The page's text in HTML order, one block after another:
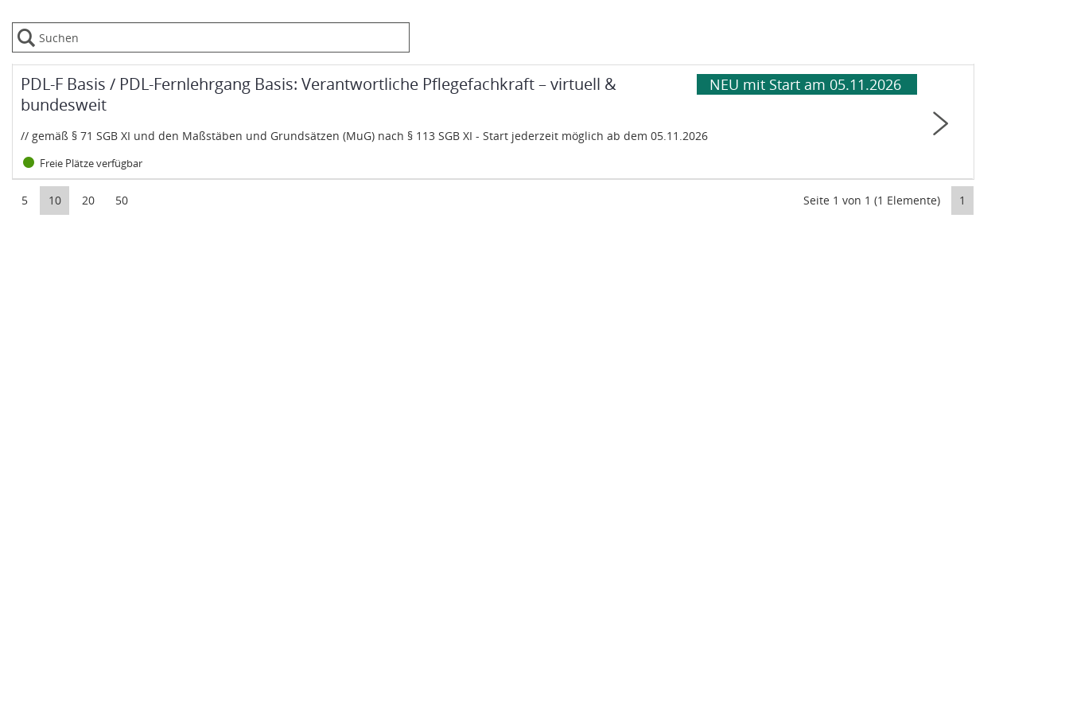
PDL-F Basis / PDL-Fernlehrgang Basis: Verantwortliche Pflegefachkraft – virtuell &
bundesweit
Hervorhebung:
NEU mit Start am 05.11.2026
// gemäß § 71 SGB XI und den Maßstäben und Grundsätzen (MuG) nach § 113 SGB XI - Start jederzeit möglich ab dem 05.11.2026
Freie Plätze verfügbar
5 10 20 50 Seite 1 von 1 (1 Elemente) 1